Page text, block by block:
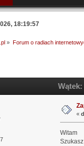
18:19:57
» Forum o radiach
«
Witam